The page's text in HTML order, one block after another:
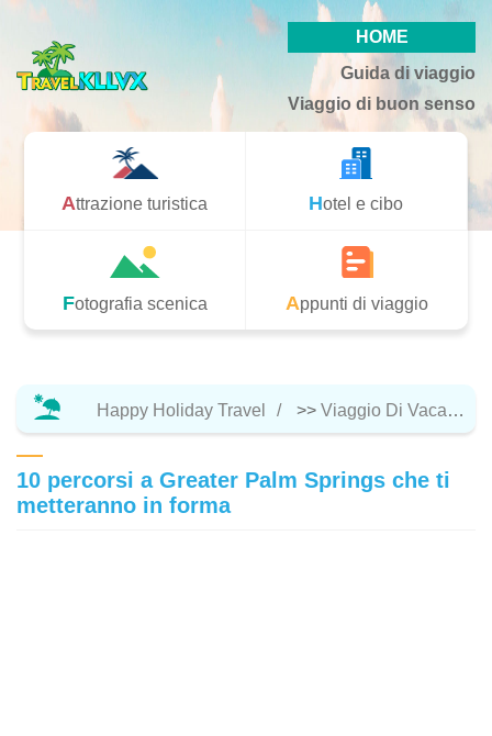
HOME
Guida di viaggio
Viaggio di buon senso
Attrazione turistica Hotel e cibo
Fotografia scenica Appunti di viaggio
Happy Holiday Travel >> Viaggio Di Vacanza
10 percorsi a Greater Palm Springs che ti
metteranno in forma